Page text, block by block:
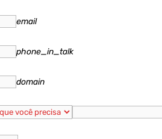
email
phone_in_talk
domain